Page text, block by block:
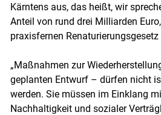
Kärntens aus, das heißt, wir
Anteil von rund drei Milliarden
praxisfernen
„Maßnahmen zur
geplanten Entwurf – dürfen nicht
werden. Sie müssen im Einklang
Nachhaltigkeit und sozialer